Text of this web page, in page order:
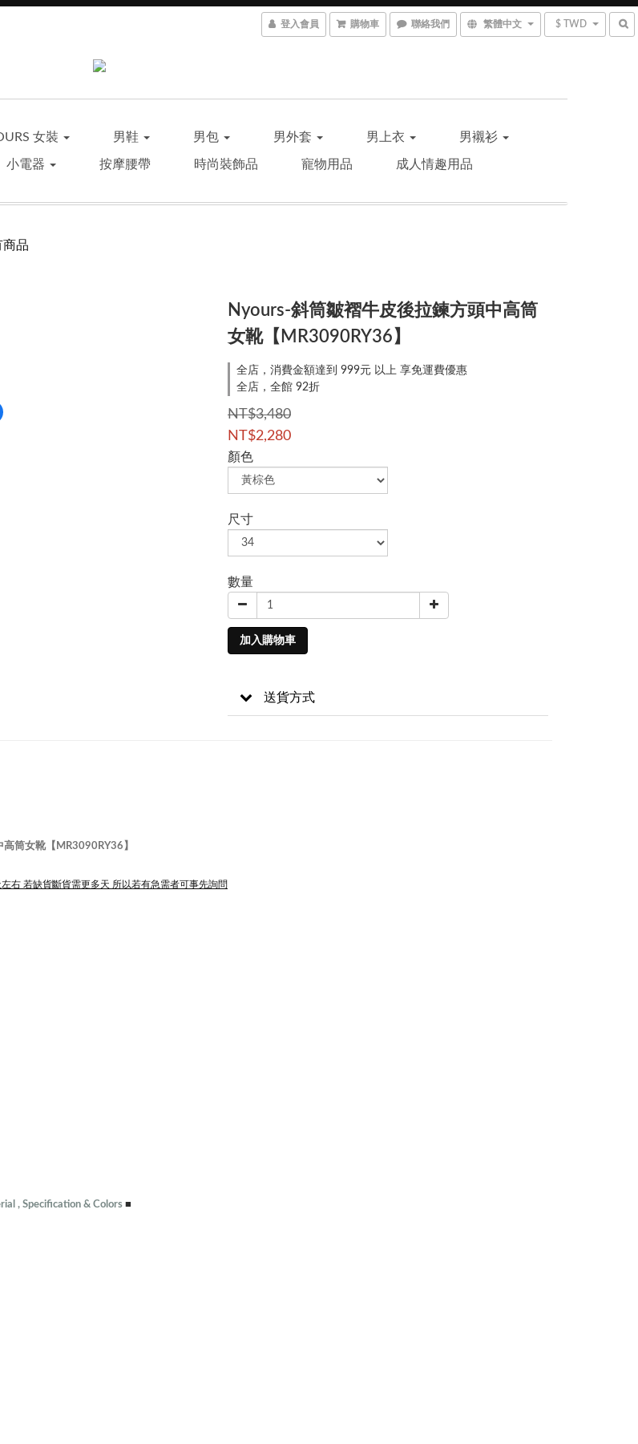
登入會員 購物車 聯絡我們 繁體中文 $ TWD
女裝 男鞋 男包 男外套 男上衣 男襯衫
小電器 按摩腰帶 時尚裝飾品 寵物用品 成人情趣用品
商品
Nyours-斜筒皺褶牛皮後拉鍊方頭中高筒
女靴【MR3090RY36】
全店，消費金額達到 999元 以上 享免運費優惠
全店，全館 92折
NT$3,480
NT$2,280
顏色
尺寸
數量
加入購物車
送貨方式
筒女靴【MR3090RY36】
右 若缺貨斷貨需更多天 所以若有急需者可事先詢問
, Specification & Colors ■